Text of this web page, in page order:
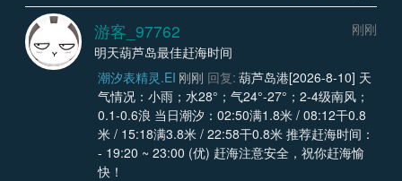
游客_97762
刚刚
明天葫芦岛最佳赶海时间
潮汐表精灵.EI 刚刚 回复: 葫芦岛港[2026-8-10] 天
气情况：小雨；水28°；气24°-27°；2-4级南风；
0.1-0.6浪 当日潮汐：02:50满1.8米 / 08:12干0.8
米 / 15:18满3.8米 / 22:58干0.8米 推荐赶海时间：
- 19:20 ~ 23:00 (优) 赶海注意安全，祝你赶海愉
快！